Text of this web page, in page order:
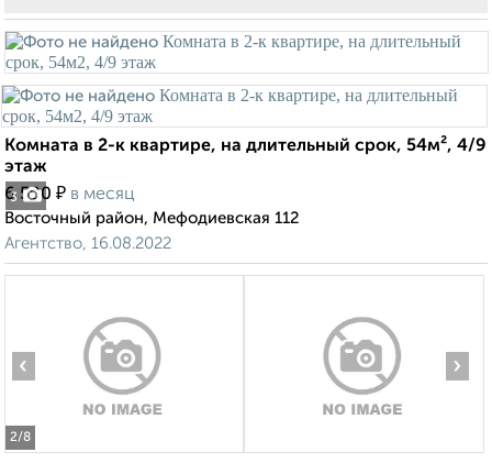
3
Комната в 2-к квартире, на длительный срок, 54м², 4/9
этаж
6 500 ₽ в месяц
Восточный район, Мефодиевская 112
Агентство, 16.08.2022
2/8
‹ ›